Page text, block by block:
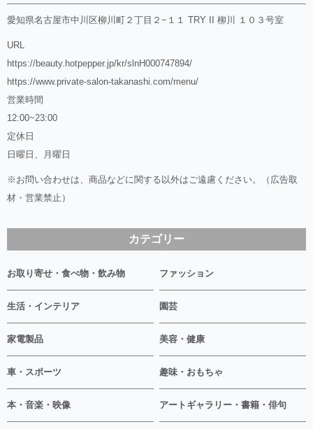
愛知県名古屋市中川区柳川町２丁目２−１１ TRY II 柳川 １０３号室
URL
https://beauty.hotpepper.jp/kr/slnH000747894/
https://www.private-salon-takanashi.com/menu/
営業時間
12:00~23:00
定休日
日曜日、月曜日
※お問い合わせは、商品などに関する以外はご遠慮ください。（広告取
材・営業禁止）
カテゴリー
お取り寄せ・食べ物・飲み物 ファッション
生活・インテリア 園芸
家電製品 美容・健康
車・スポーツ 趣味・おもちゃ
本・音楽・映像 アートギャラリー・書籍・俳句